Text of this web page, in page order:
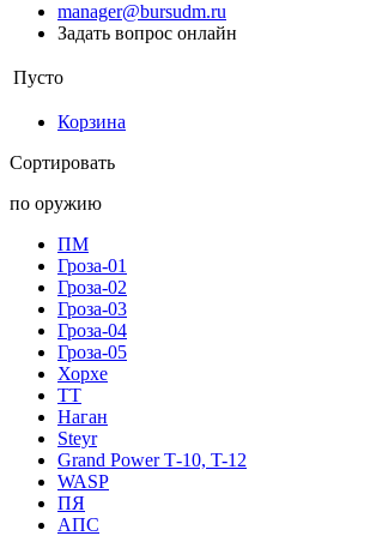
manager@bursudm.ru
Задать вопрос онлайн
Пусто
Корзина
Сортировать
по оружию
ПМ
Гроза-01
Гроза-02
Гроза-03
Гроза-04
Гроза-05
Хорхе
ТТ
Наган
Steyr
Grand Power Т-10, T-12
WASP
ПЯ
АПС